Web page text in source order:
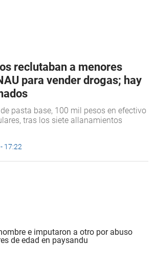
reclutaban a menores
para vender drogas; hay
pasta base, 100 mil pesos en efectivo
tras los siete allanamientos
17:22